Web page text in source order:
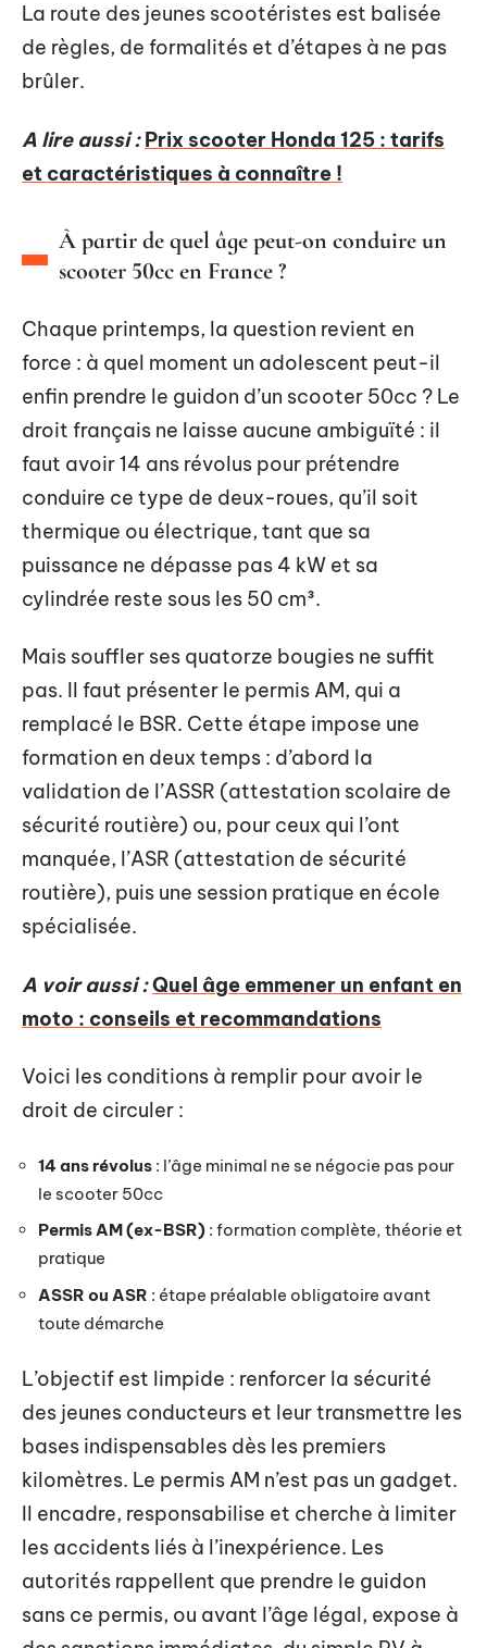
La route des jeunes scootéristes est balisée
de règles, de formalités et d’étapes à ne pas
brûler.
A lire aussi : Prix scooter Honda 125 : tarifs
et caractéristiques à connaître !
À partir de quel âge peut-on conduire un
scooter 50cc en France ?
Chaque printemps, la question revient en
force : à quel moment un adolescent peut-il
enfin prendre le guidon d’un scooter 50cc ? Le
droit français ne laisse aucune ambiguïté : il
faut avoir 14 ans révolus pour prétendre
conduire ce type de deux-roues, qu’il soit
thermique ou électrique, tant que sa
puissance ne dépasse pas 4 kW et sa
cylindrée reste sous les 50 cm³.
Mais souffler ses quatorze bougies ne suffit
pas. Il faut présenter le permis AM, qui a
remplacé le BSR. Cette étape impose une
formation en deux temps : d’abord la
validation de l’ASSR (attestation scolaire de
sécurité routière) ou, pour ceux qui l’ont
manquée, l’ASR (attestation de sécurité
routière), puis une session pratique en école
spécialisée.
A voir aussi :Quel âge emmener un enfant en
moto : conseils et recommandations
Voici les conditions à remplir pour avoir le
droit de circuler :
14 ans révolus : l’âge minimal ne se négocie pas pour
le scooter 50cc
Permis AM (ex-BSR) : formation complète, théorie et
pratique
ASSR ou ASR : étape préalable obligatoire avant
toute démarche
L’objectif est limpide : renforcer la sécurité
des jeunes conducteurs et leur transmettre les
bases indispensables dès les premiers
kilomètres. Le permis AM n’est pas un gadget.
Il encadre, responsabilise et cherche à limiter
les accidents liés à l’inexpérience. Les
autorités rappellent que prendre le guidon
sans ce permis, ou avant l’âge légal, expose à